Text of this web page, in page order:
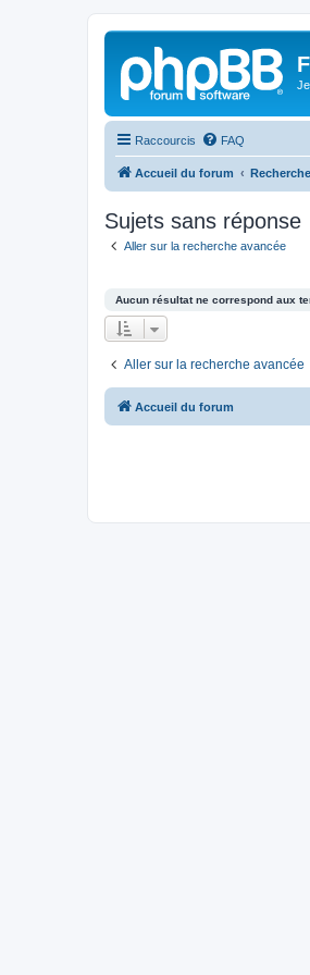
Raccourcis FAQ
Accueil du forum
Sujets sans réponse
Aller sur la recherche avancée
Aucun résultat ne correspond aux
Aller sur la recherche avancée
Accueil du forum